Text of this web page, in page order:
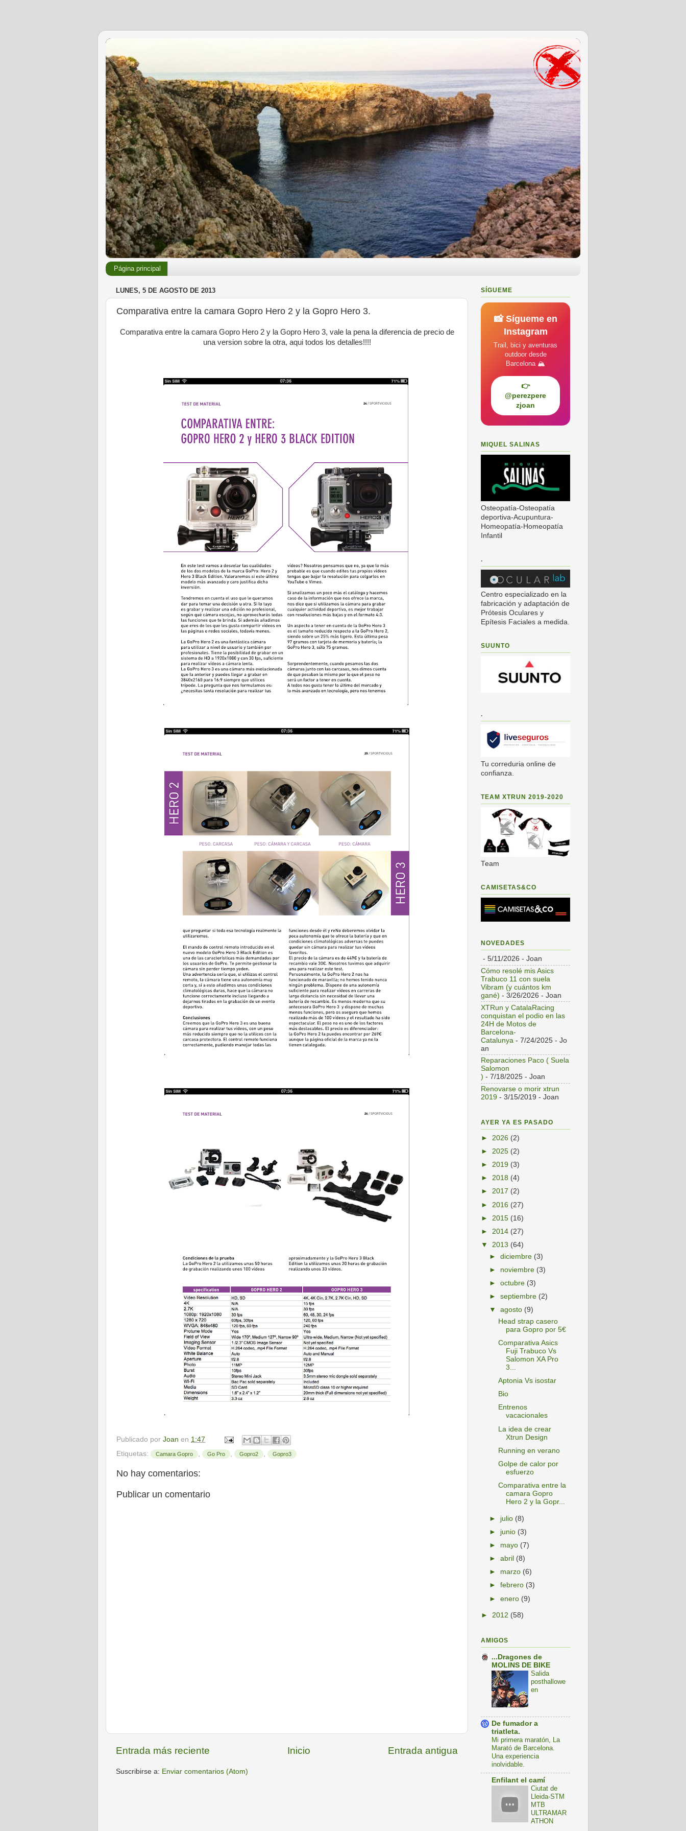
Página principal
LUNES, 5 DE AGOSTO DE 2013
Comparativa entre la camara Gopro Hero 2 y la Gopro Hero 3.
Comparativa entre la camara Gopro Hero 2 y la Gopro Hero 3, vale la pena la diferencia de precio de
una version sobre la otra, aqui todos los detalles!!!!
Publicado por Joan en 1:47
Etiquetas:
Camara Gopro Go Pro Gopro2 Gopro3
No hay comentarios:
Publicar un comentario
Entrada más reciente Entrada antigua
Inicio
Suscribirse a: Enviar comentarios (Atom)
SÍGUEME
📸 Sígueme en
Instagram
Trail, bici y aventuras
outdoor desde
Barcelona 🏔️
👉
@perezpere
zjoan
MIQUEL SALINAS
Osteopatía-Osteopatía
deportiva-Acupuntura-
Homeopatía-Homeopatía
Infantil
.
Centro especializado en la
fabricación y adaptación de
Prótesis Oculares y
Epítesis Faciales a medida.
SUUNTO
.
Tu correduria online de
confianza.
TEAM XTRUN 2019-2020
Team
CAMISETAS&CO
NOVEDADES
- 5/11/2026 - Joan
Cómo resolé mis Asics
Trabuco 11 con suela
Vibram (y cuántos km
gané) - 3/26/2026 - Joan
XTRun y CatalaRacing
conquistan el podio en las
24H de Motos de
Barcelona-
Catalunya - 7/24/2025 - Jo
an
Reparaciones Paco ( Suela
Salomon
) - 7/18/2025 - Joan
Renovarse o morir xtrun
2019 - 3/15/2019 - Joan
AYER YA ES PASADO
► 2026 (2)
► 2025 (2)
► 2019 (3)
► 2018 (4)
► 2017 (2)
► 2016 (27)
► 2015 (16)
► 2014 (27)
▼ 2013 (64)
►diciembre (3)
► noviembre (3)
►octubre (3)
►septiembre (2)
▼agosto (9)
Head strap casero
para Gopro por 5€
Comparativa Asics
Fuji Trabuco Vs
Salomon XA Pro
3...
Aptonia Vs isostar
Bio
Entrenos
vacacionales
La idea de crear
Xtrun Design
Running en verano
Golpe de calor por
esfuerzo
Comparativa entre la
camara Gopro
Hero 2 y la Gopr...
► julio (8)
► junio (3)
► mayo (7)
►abril (8)
► marzo (6)
►febrero (3)
►enero (9)
► 2012 (58)
AMIGOS
...Dragones de
MOLINS DE BIKE
Salida
posthallowe
en
De fumador a
triatleta.
Mi primera maratón, La
Marató de Barcelona.
Una experiencia
inolvidable.
Enfilant el camí
Ciutat de
Lleida-STM
MTB
ULTRAMAR
ATHON